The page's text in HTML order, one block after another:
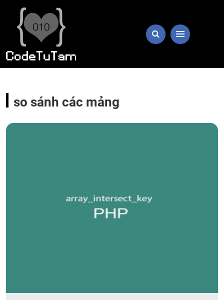
so sánh các mảng